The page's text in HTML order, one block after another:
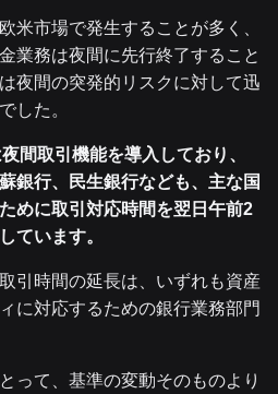
米市場で発生することが多く、
業務は夜間に先行終了すること
夜間の突発的リスクに対して迅
した。
間取引機能を導入しており、
銀行、民生銀行なども、主な国
めに取引対応時間を翌日午前2
ています。
引時間の延長は、いずれも資産
に対応するための銀行業務部門
って、基準の変動そのものより